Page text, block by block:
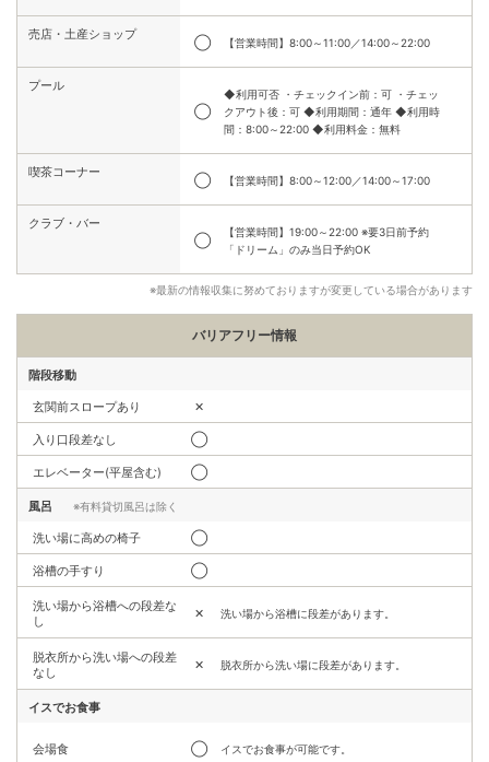
売店・土産ショップ
◯ 【営業時間】8:00～11:00／14:00～22:00
プール
◯
◆利用可否 ・チェックイン前：可 ・チェッ
クアウト後：可 ◆利用期間：通年 ◆利用時
間：8:00～22:00 ◆利用料金：無料
喫茶コーナー
◯ 【営業時間】8:00～12:00／14:00～17:00
クラブ・バー
◯
【営業時間】19:00～22:00 ※要3日前予約
「ドリーム」のみ当日予約OK
※最新の情報収集に努めておりますが変更している場合があります
バリアフリー情報
階段移動
玄関前スロープあり ✕
入り口段差なし ◯
エレベーター(平屋含む) ◯
風呂 ※有料貸切風呂は除く
洗い場に高めの椅子 ◯
浴槽の手すり ◯
洗い場から浴槽への段差な
し
✕ 洗い場から浴槽に段差があります。
脱衣所から洗い場への段差
なし
✕ 脱衣所から洗い場に段差があります。
イスでお食事
会場食 ◯ イスでお食事が可能です。